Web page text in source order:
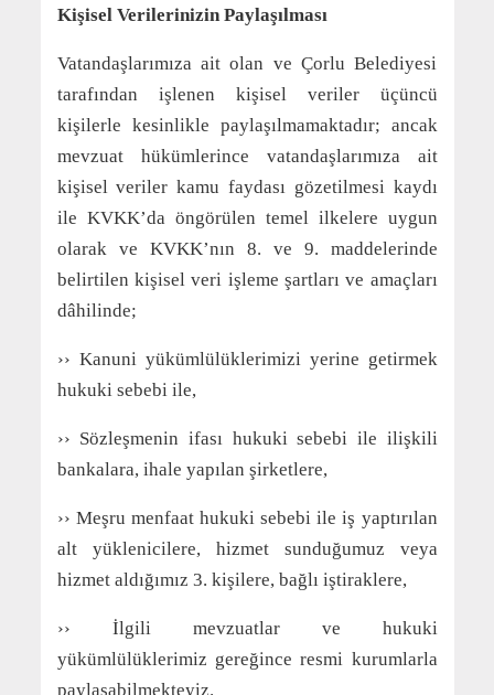
Kişisel Verilerinizin Paylaşılması
Vatandaşlarımıza ait olan ve Çorlu Belediyesi
tarafından işlenen kişisel veriler üçüncü
kişilerle kesinlikle paylaşılmamaktadır; ancak
mevzuat hükümlerince vatandaşlarımıza ait
kişisel veriler kamu faydası gözetilmesi kaydı
ile KVKK’da öngörülen temel ilkelere uygun
olarak ve KVKK’nın 8. ve 9. maddelerinde
belirtilen kişisel veri işleme şartları ve amaçları
dâhilinde;
›› Kanuni yükümlülüklerimizi yerine getirmek
hukuki sebebi ile,
›› Sözleşmenin ifası hukuki sebebi ile ilişkili
bankalara, ihale yapılan şirketlere,
›› Meşru menfaat hukuki sebebi ile iş yaptırılan
alt yüklenicilere, hizmet sunduğumuz veya
hizmet aldığımız 3. kişilere, bağlı iştiraklere,
›› İlgili mevzuatlar ve hukuki
yükümlülüklerimiz gereğince resmi kurumlarla
paylaşabilmekteyiz.